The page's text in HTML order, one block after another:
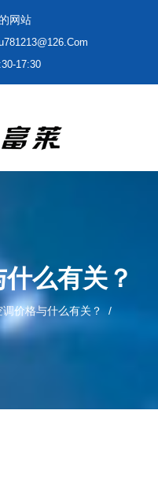
网站
17:30
么有关？
调价格与什么有关？